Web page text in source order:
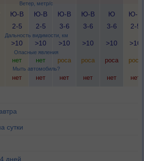
Ветер, метр/с
Дальность видимости, км
Опасные явления
Мыть автомобиль?
Ю-В
2-5
Ю-В
2-5
Ю-В
3-6
Ю-В
3-6
Ю
3-6
Ю-В
2-5
>10 >10 >10 >10 >10 >10
нет нет роса роса роса роса
нет нет нет нет нет нет
сутки
дней